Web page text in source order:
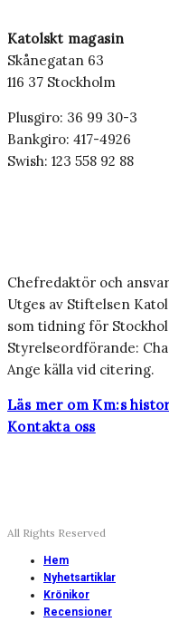
Katolskt magasin
Skånegatan 63
116 37 Stockholm
Plusgiro: 36 99 30-3
Bankgiro: 417-4926
Swish: 123 558 92 88
Chefredaktör och
Utges av Stiftelsen
som tidning för
Styrelseordförande:
Ange källa vid citering.
Läs mer om Km:s
Kontakta oss
All Rights Reserved
Hem
Nyhetsartiklar
Krönikor
Recensioner